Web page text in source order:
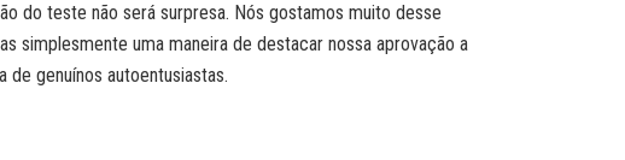
do teste não será surpresa. Nós gostamos muito desse
simplesmente uma maneira de destacar nossa aprovação a
genuínos autoentusiastas.